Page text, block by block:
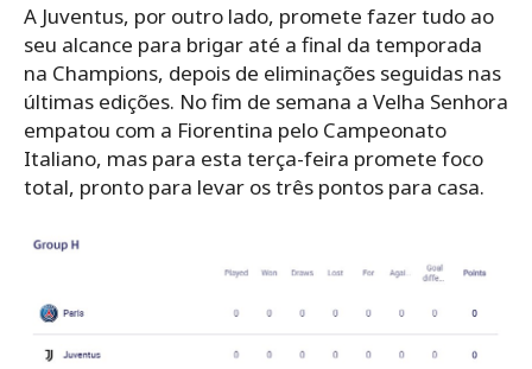
A Juventus, por outro lado, promete fazer tudo ao
seu alcance para brigar até a final da temporada
na Champions, depois de eliminações seguidas nas
últimas edições. No fim de semana a Velha Senhora
empatou com a Fiorentina pelo Campeonato
Italiano, mas para esta terça-feira promete foco
total, pronto para levar os três pontos para casa.